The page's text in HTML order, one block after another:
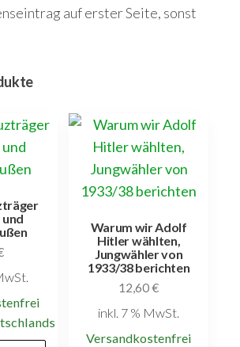
auf erster Seite, sonst
Warum wir Adolf
Hitler wählten,
Jungwähler von
1933/38 berichten
12,60€
inkl. 7 % MwSt.
Versandkostenfrei